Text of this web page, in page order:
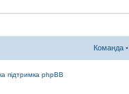
Команда •
підтримка phpBB